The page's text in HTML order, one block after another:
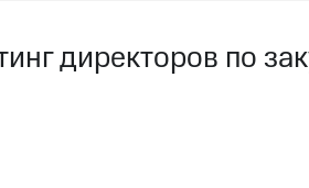
директоров по